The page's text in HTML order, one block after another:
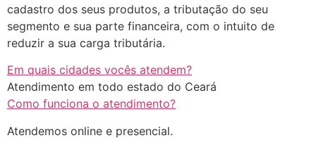
cadastro dos seus produtos, a tributação do seu
segmento e sua parte financeira, com o intuito de
reduzir a sua carga tributária.
Em quais cidades vocês atendem?
Atendimento em todo estado do Ceará
Como funciona o atendimento?
Atendemos online e presencial.